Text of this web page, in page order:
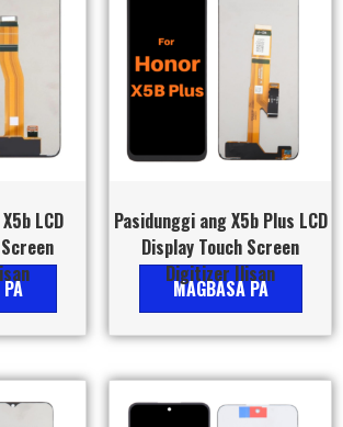
LCD
Pasidunggi ang X5b Plus LCD
Display Touch Screen
Digitizer Ilisan
MAGBASA PA